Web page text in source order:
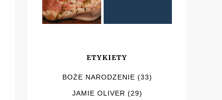
ETYKIETY
BOŻE NARODZENIE (33)
JAMIE OLIVER (29)